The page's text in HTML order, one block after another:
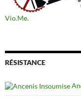
Vio.Me.
RÉSISTANCE